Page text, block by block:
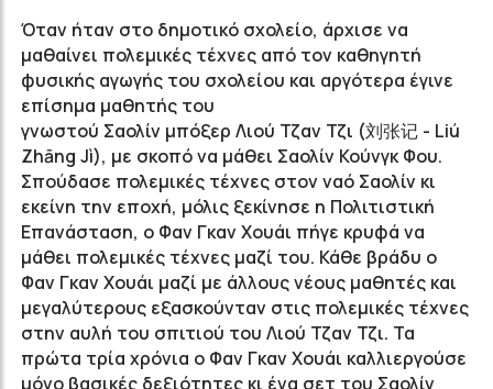
Όταν ήταν στο δημοτικό σχολείο, άρχισε να
μαθαίνει πολεμικές τέχνες από τον καθηγητή
φυσικής αγωγής του σχολείου και αργότερα έγινε
επίσημα μαθητής του
γνωστού Σαολίν μπόξερ Λιού Τζαν Τζι (刘张记 - Liú
Zhāng Jì), με σκοπό να μάθει Σαολίν Κούνγκ Φου.
Σπούδασε πολεμικές τέχνες στον ναό Σαολίν κι
εκείνη την εποχή, μόλις ξεκίνησε η Πολιτιστική
Επανάσταση, ο Φαν Γκαν Χουάι πήγε κρυφά να
μάθει πολεμικές τέχνες μαζί του. Κάθε βράδυ ο
Φαν Γκαν Χουάι μαζί με άλλους νέους μαθητές και
μεγαλύτερους εξασκούνταν στις πολεμικές τέχνες
στην αυλή του σπιτιού του Λιού Τζαν Τζι. Τα
πρώτα τρία χρόνια ο Φαν Γκαν Χουάι καλλιεργούσε
μόνο βασικές δεξιότητες κι ένα σετ του Σαολίν